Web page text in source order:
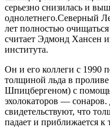
серьезно снизилась и
однолетнего.Северный
лет полностью
считает Эдмонд Хансен
института.
Он и его коллеги с 1990
толщиной льда в
Шпицбергеном) с
эхолокаторов —
свидетельствуют, что
падает и приближается к